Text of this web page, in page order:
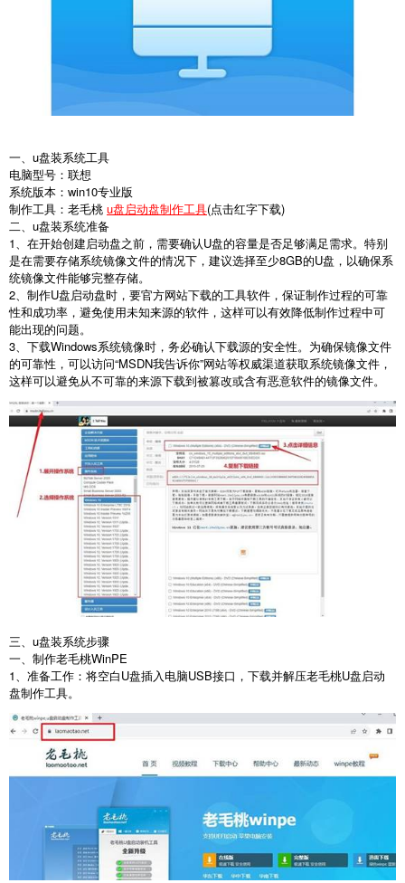
一、u盘装系统工具
电脑型号：联想
系统版本：win10专业版
制作工具：老毛桃 u盘启动盘制作工具(点击红字下载)
二、u盘装系统准备
1、在开始创建启动盘之前，需要确认U盘的容量是否足够满足需求。特别
是在需要存储系统镜像文件的情况下，建议选择至少8GB的U盘，以确保系
统镜像文件能够完整存储。
2、制作U盘启动盘时，要官方网站下载的工具软件，保证制作过程的可靠
性和成功率，避免使用未知来源的软件，这样可以有效降低制作过程中可
能出现的问题。
3、下载Windows系统镜像时，务必确认下载源的安全性。为确保镜像文件
的可靠性，可以访问“MSDN我告诉你”网站等权威渠道获取系统镜像文件，
这样可以避免从不可靠的来源下载到被篡改或含有恶意软件的镜像文件。
三、u盘装系统步骤
一、制作老毛桃WinPE
1、准备工作：将空白U盘插入电脑USB接口，下载并解压老毛桃U盘启动
盘制作工具。